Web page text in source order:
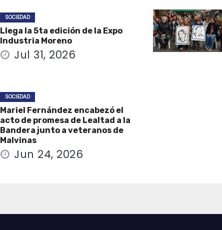
SOCIEDAD
Llega la 5ta edición de la Expo
Industria Moreno
Jul 31, 2026
SOCIEDAD
Mariel Fernández encabezó el
acto de promesa de Lealtad a la
Bandera junto a veteranos de
Malvinas
Jun 24, 2026